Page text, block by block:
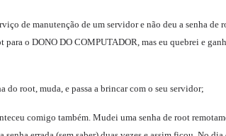
de manutenção de um servidor e não deu a senha de
o DONO DO COMPUTADOR, mas eu quebrei e
do root, muda, e passa a brincar com o seu servidor;
comigo também. Mudei uma senha de root